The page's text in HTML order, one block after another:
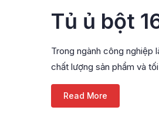
Tủ ủ bột
Trong ngành công nghiệp
chất lượng sản phẩm và
Read More